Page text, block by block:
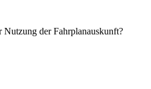
Nutzung der Fahrplanauskunft?